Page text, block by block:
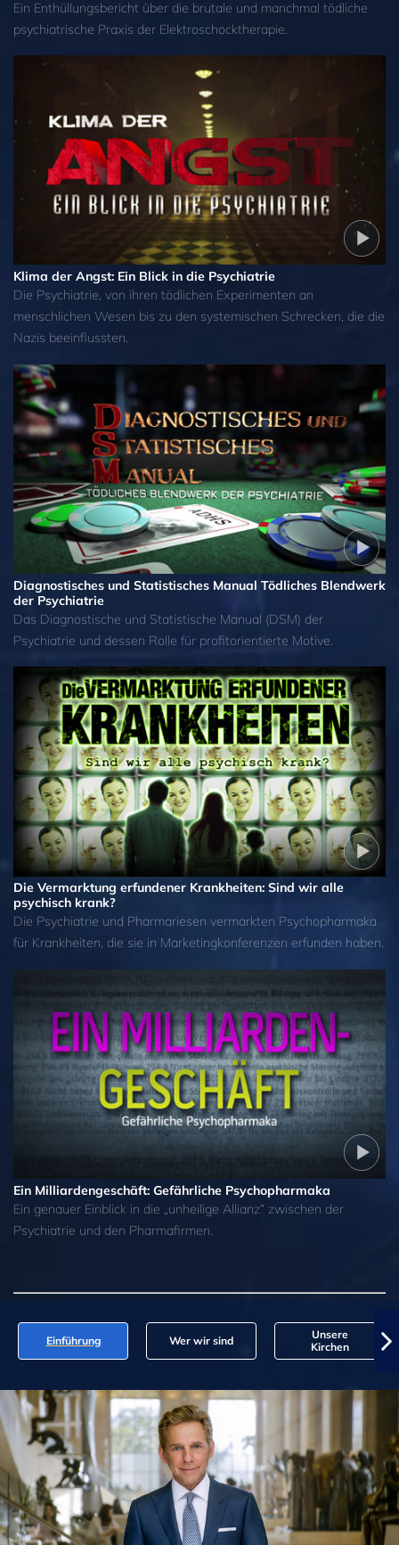
Ein Enthüllungsbericht über die brutale und manchmal tödliche
psychiatrische Praxis der Elektroschocktherapie.
Klima der Angst: Ein Blick in die Psychiatrie
Die Psychiatrie, von ihren tödlichen Experimenten an
menschlichen Wesen bis zu den systemischen Schrecken, die die
Nazis beeinflussten.
Diagnostisches und Statistisches Manual Tödliches Blendwerk
der Psychiatrie
Das Diagnostische und Statistische Manual (DSM) der
Psychiatrie und dessen Rolle für profitorientierte Motive.
Die Vermarktung erfundener Krankheiten: Sind wir alle
psychisch krank?
Die Psychiatrie und Pharmariesen vermarkten Psychopharmaka
für Krankheiten, die sie in Marketingkonferenzen erfunden haben.
Ein Milliardengeschäft: Gefährliche Psychopharmaka
Ein genauer Einblick in die „unheilige Allianz“ zwischen der
Psychiatrie und den Pharmafirmen.
Einführung Wer wir sind
Unsere
Kirchen